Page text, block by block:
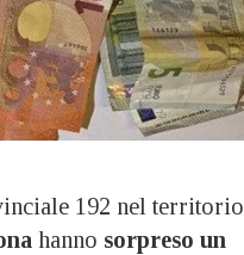
192 nel territorio
hanno sorpreso un